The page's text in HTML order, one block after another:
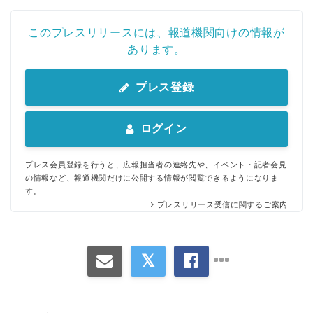
このプレスリリースには、報道機関向けの情報が
あります。
プレス登録
ログイン
プレス会員登録を行うと、広報担当者の連絡先や、イベント・記者会見
の情報など、報道機関だけに公開する情報が閲覧できるようになりま
す。
プレスリリース受信に関するご案内